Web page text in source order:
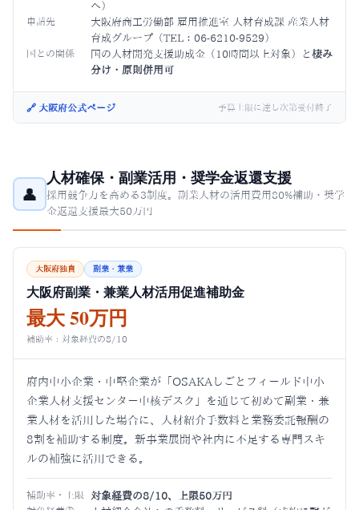
へ）
申請先
大阪府商工労働部 雇用推進室 人材育成課 産業人材
育成グループ（TEL：06-6210-9529）
国との関係 国の人材開発支援助成金（10時間以上対象）と 棲み
分け・原則併用可
🔗 大阪府公式ページ 予算上限に達し次第受付終了
👤
人材確保・副業活用・奨学金返還支援
採用競争力を高める3制度。副業人材の活用費用80%補助・奨学
金返還支援最大50万円
大阪府独自 副業・兼業
大阪府副業・兼業人材活用促進補助金
最大 50万円
補助率：対象経費の8/10
府内中小企業・中堅企業が「OSAKAしごとフィールド中小
企業人材支援センター中核デスク」を通じて初めて副業・兼
業人材を活用した場合に、人材紹介手数料と業務委託報酬の
8割を補助する制度。新事業展開や社内に不足する専門スキ
ルの補強に活用できる。
補助率・上限 対象経費の8/10、上限50万円